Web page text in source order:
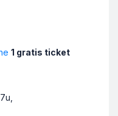
1 gratis ticket